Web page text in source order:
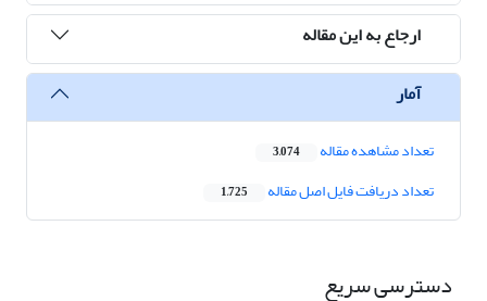
ارجاع به این مقاله
آمار
تعداد مشاهده مقاله 3,074
تعداد دریافت فایل اصل مقاله 1,725
دسترسی سریع